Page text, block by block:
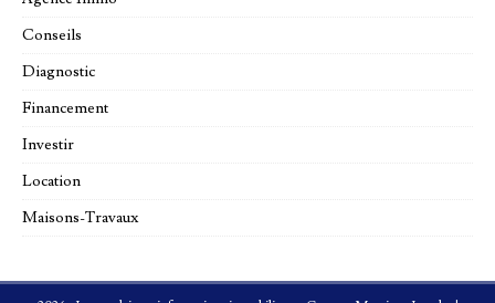
Conseils
Diagnostic
Financement
Investir
Location
Maisons-Travaux